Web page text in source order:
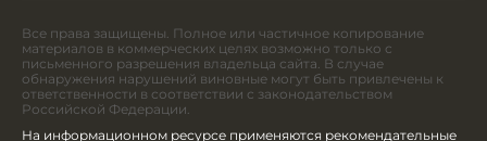
Все права защищены. Полное или частичное копирование
материалов в коммерческих целях возможно только с
письменного разрешения владельца сайта. В случае
обнаружения нарушений виновные могут быть привлечены к
ответственности в соответствии с законодательством
Российской Федерации.
На информационном ресурсе применяются рекомендательные